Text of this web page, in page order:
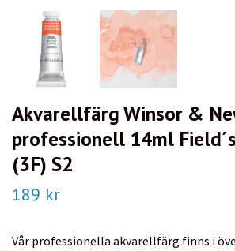
Akvarellfärg Winsor &
professionell 14ml
(3F) S2
189 kr
Vår professionella akvarellfärg finns i